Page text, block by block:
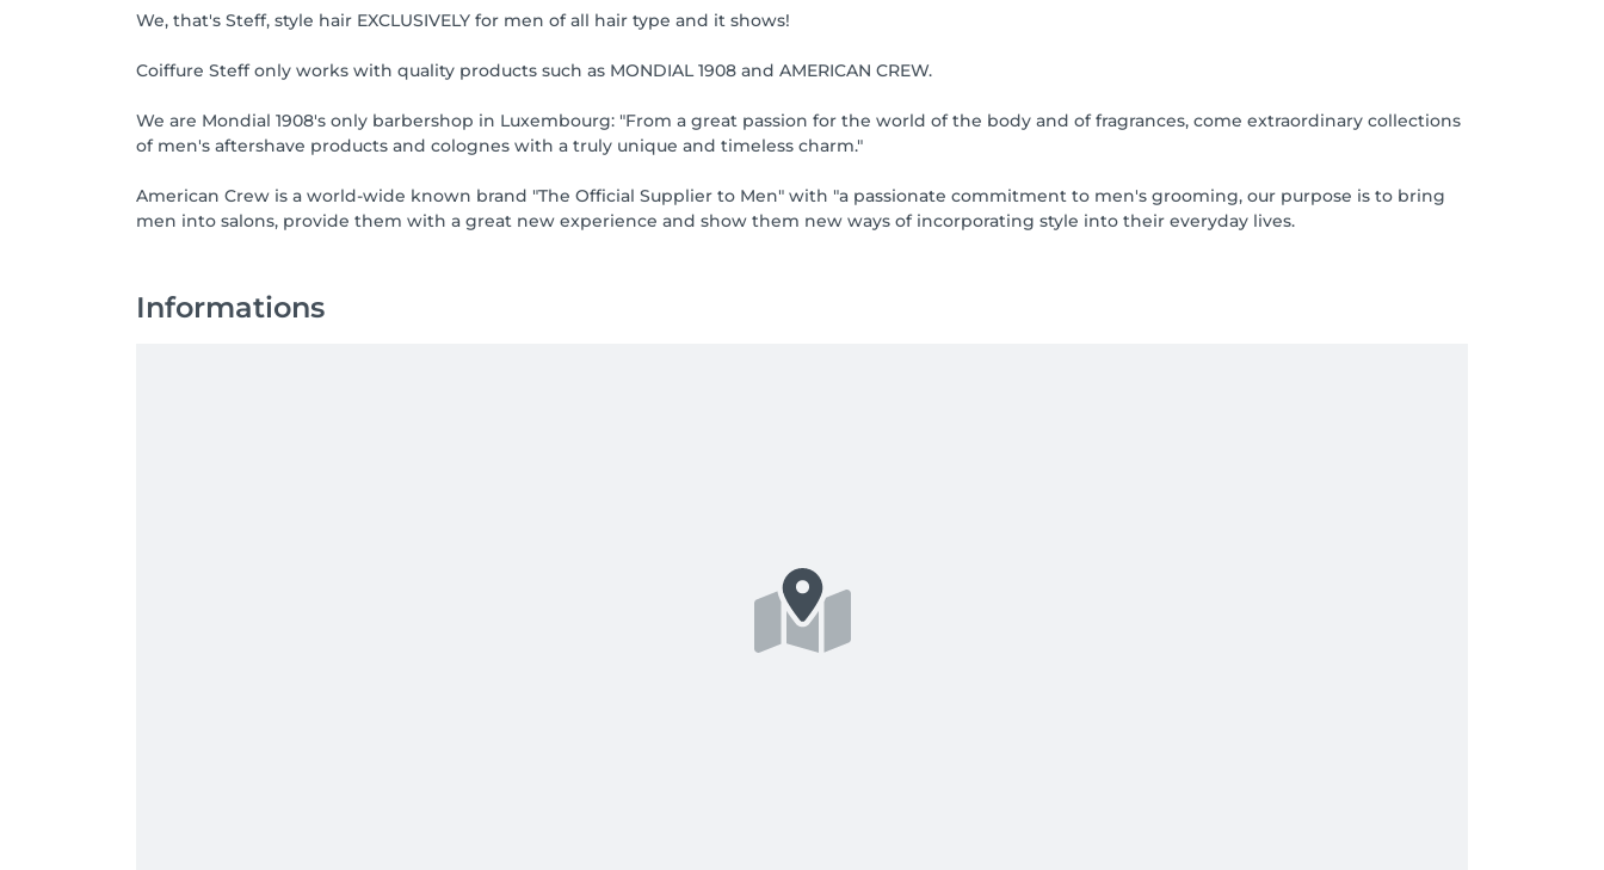
We, that's Steff, style hair EXCLUSIVELY for men of all hair type and it shows!
Coiffure Steff only works with quality products such as MONDIAL 1908 and AMERICAN CREW.
We are Mondial 1908's only barbershop in Luxembourg: "From a great passion for the world of the body and of fragrances, come extraordinary collections
of men's aftershave products and colognes with a truly unique and timeless charm."
American Crew is a world-wide known brand "The Official Supplier to Men" with "a passionate commitment to men's grooming, our purpose is to bring
men into salons, provide them with a great new experience and show them new ways of incorporating style into their everyday lives.
Informations